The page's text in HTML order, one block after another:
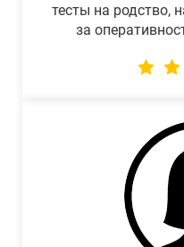
тесты на родство,
за